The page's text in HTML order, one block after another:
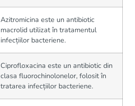
Azitromicina este un antibiotic
macrolid utilizat în tratamentul
infecțiilor bacteriene.
Ciprofloxacina este un antibiotic din
clasa fluorochinolonelor, folosit în
tratarea infecțiilor bacteriene.